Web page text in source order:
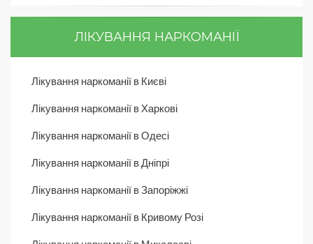
ЛІКУВАННЯ НАРКОМАНІЇ
Лікування наркоманії в Києві
Лікування наркоманії в Харкові
Лікування наркоманії в Одесі
Лікування наркоманії в Дніпрі
Лікування наркоманії в Запоріжжі
Лікування наркоманії в Кривому Розі